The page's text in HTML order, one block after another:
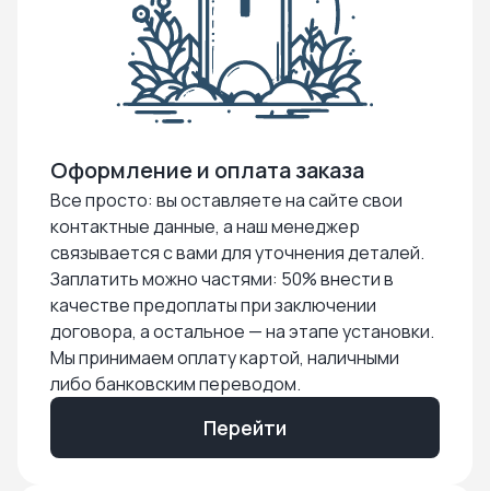
Оформление и оплата заказа
Все просто: вы оставляете на сайте свои
контактные данные, а наш менеджер
связывается с вами для уточнения деталей.
Заплатить можно частями: 50% внести в
качестве предоплаты при заключении
договора, а остальное — на этапе установки.
Мы принимаем оплату картой, наличными
либо банковским переводом.
Перейти